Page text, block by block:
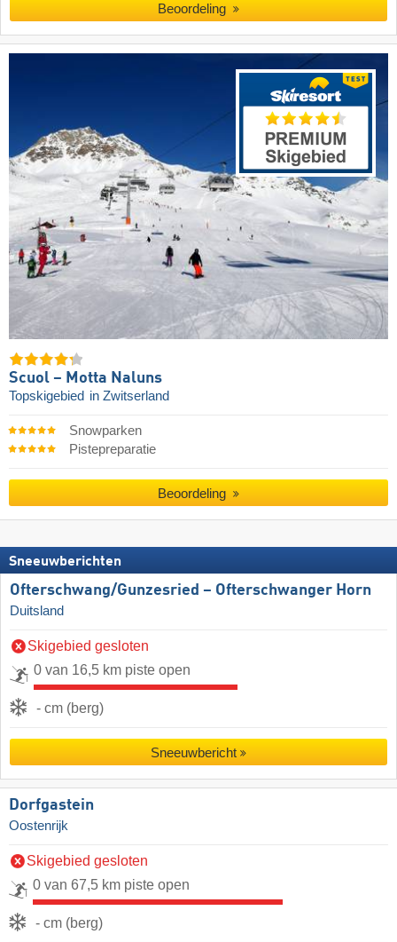
Beoordeling
Scuol – Motta Naluns
Topskigebied in Zwitserland
Snowparken
Pistepreparatie
Beoordeling
Sneeuwberichten
Ofterschwang/​Gunzesried – Ofterschwanger Horn
Duitsland
Skigebied gesloten
0 van 16,5 km piste open
- cm (berg)
Sneeuwbericht
Dorfgastein
Oostenrijk
Skigebied gesloten
0 van 67,5 km piste open
- cm (berg)